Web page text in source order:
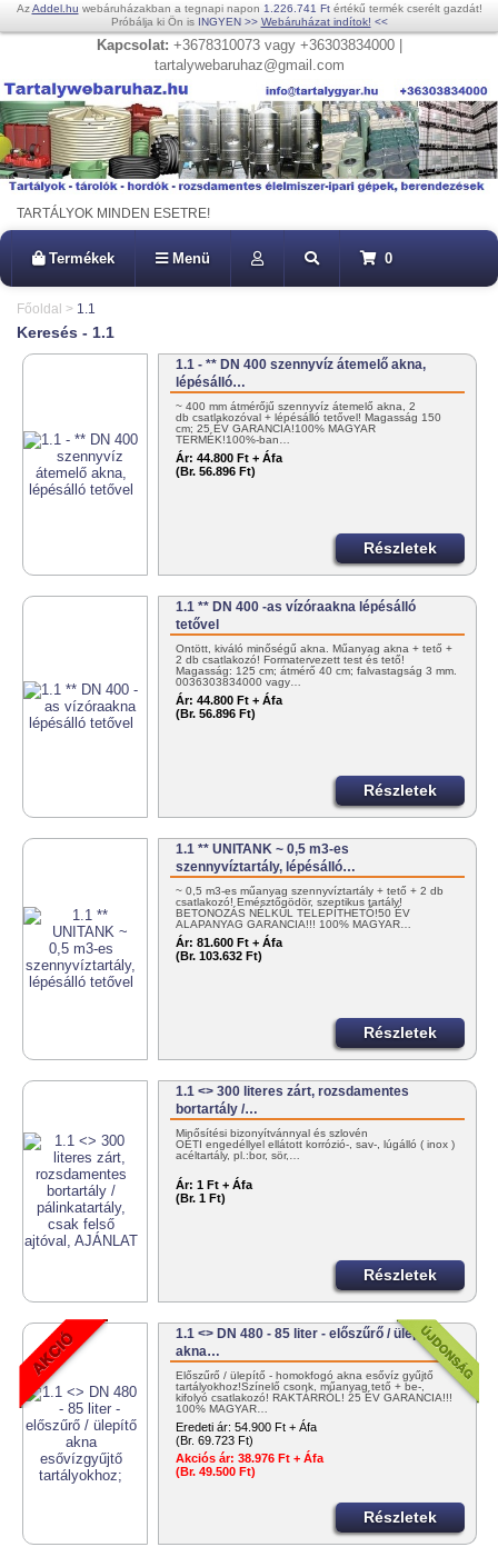
AzAddel.hu webáruházakban a tegnapi napon 1.226.741 Ftértékű termék cserélt gazdát!
Próbálja ki Ön is INGYEN >> Webáruházat indítok! <<
Kapcsolat: +3678310073 vagy +36303834000 |
tartalywebaruhaz@gmail.com
TARTÁLYOK MINDEN ESETRE!
Termékek Menü 0
Főoldal > 1.1
Keresés - 1.1
1.1 - ** DN 400 szennyvíz átemelő akna,
lépésálló…
~ 400 mm átmérőjű szennyvíz átemelő akna, 2
db csatlakozóval + lépésálló tetővel! Magasság 150
cm; 25 ÉV GARANCIA!100% MAGYAR
TERMÉK!100%-ban…
Ár: 44.800 Ft + Áfa
(Br. 56.896 Ft)
Részletek
1.1 ** DN 400 -as vízóraakna lépésálló
tetővel
Öntött, kiváló minőségű akna. Műanyag akna + tető +
2 db csatlakozó! Formatervezett test és tető!
Magasság: 125 cm; átmérő 40 cm; falvastagság 3 mm.
0036303834000 vagy…
Ár: 44.800 Ft + Áfa
(Br. 56.896 Ft)
Részletek
1.1 ** UNITANK ~ 0,5 m3-es
szennyvíztartály, lépésálló…
~ 0,5 m3-es műanyag szennyvíztartály + tető + 2 db
csatlakozó! Emésztőgödör, szeptikus tartály!
BETONOZÁS NÉLKÜL TELEPÍTHETŐ!50 ÉV
ALAPANYAG GARANCIA!!! 100% MAGYAR…
Ár: 81.600 Ft + Áfa
(Br. 103.632 Ft)
Részletek
1.1 <> 300 literes zárt, rozsdamentes
bortartály /…
Minősítési bizonyítvánnyal és szlovén
OÉTI engedéllyel ellátott korrózió-, sav-, lúgálló ( inox )
acéltartály, pl.:bor, sör,…
Ár: 1 Ft + Áfa
(Br. 1 Ft)
Részletek
1.1 <> DN 480 - 85 liter - előszűrő / ülepítő
akna…
Előszűrő / ülepítő - homokfogó akna esővíz gyűjtő
tartályokhoz!Színelő csonk, műanyag tető + be-,
kifolyó csatlakozó! RAKTÁRRÓL! 25 ÉV GARANCIA!!!
100% MAGYAR…
Eredeti ár: 54.900 Ft + Áfa
(Br. 69.723 Ft)
Akciós ár: 38.976 Ft + Áfa
(Br. 49.500 Ft)
Részletek